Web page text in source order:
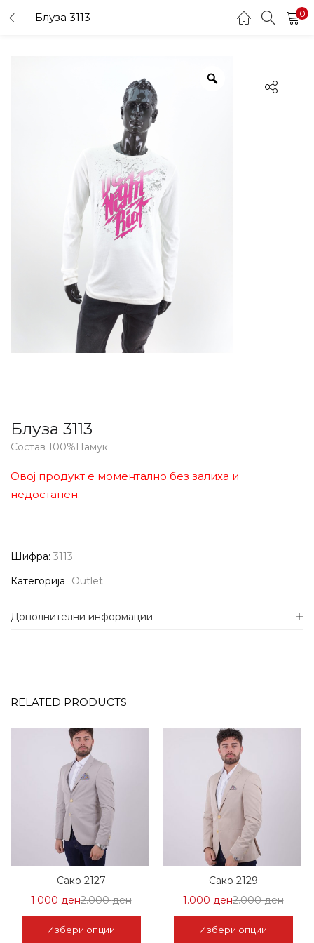
Блуза 3113 0
Блуза 3113
Состав 100%Памук
Овој продукт е моментално без залиха и
недостапен.
Шифра: 3113
Категорија
Outlet
Дополнителни информации
RELATED PRODUCTS
Сако 2127
1.000 денЦена
на
Попуст:
2.000денНормална
Цена
Избери опции
Сако 2129
1.000 денЦена
на
Попуст:
2.000ден
Цена
Избери опции
LOGIN
Enter your username and password to login.
Remember me
Login
Lost password?